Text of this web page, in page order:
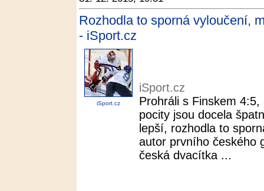
Rozhodla to sporná vyloučení,
- iSport.cz
iSport.cz
iSport.cz
Prohráli s Finskem
pocity jsou docela
lepší, rozhodla to
autor prvního českého
česká dvacítka ...